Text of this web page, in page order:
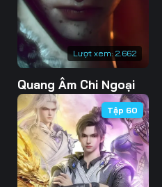
58
61
64
67 68
70 71
73
Lượt xem: 2.662
Quang Âm Chi Ngoại
Tập 60